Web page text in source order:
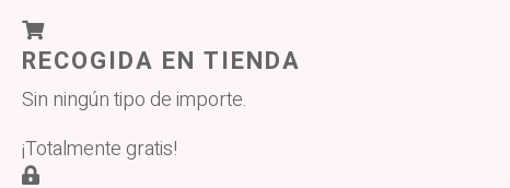
RECOGIDA EN TIENDA
Sin ningún tipo de importe.
¡Totalmente gratis!